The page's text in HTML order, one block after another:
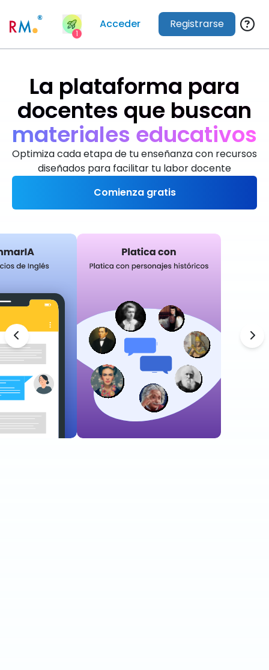
1
Acceder Registrarse
La plataforma para
docentes que buscan
darexcele nt
Optimiza cada etapa de tu enseñanza con recursos
diseñados para facilitar tu labor docente
Comienza gratis